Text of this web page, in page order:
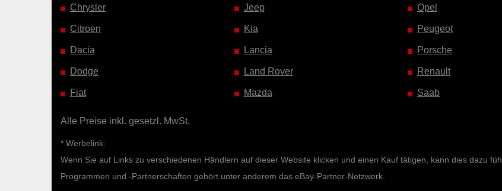
Chrysler
Citroen
Dacia
Dodge
Fiat
Jeep
Kia
Lancia
Land Rover
Mazda
Opel
Peugeot
Porsche
Renault
Saab
Alle Preise inkl. gesetzl. MwSt.
* Werbelink:
Wenn Sie auf Links zu verschiedenen Händlern auf dieser Website klicken und einen Kauf tätigen, kann dies dazu
Programmen und -Partnerschaften gehört unter anderem das eBay-Partner-Netzwerk.